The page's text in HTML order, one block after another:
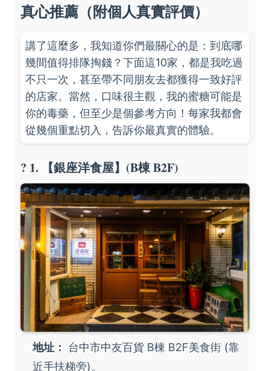
真心推薦（附個人真實評價）
講了這麼多，我知道你們最關心的是：到底哪
幾間值得排隊掏錢？下面這10家，都是我吃過
不只一次，甚至帶不同朋友去都獲得一致好評
的店家。當然，口味很主觀，我的蜜糖可能是
你的毒藥，但至少是個參考方向！每家我都會
從幾個重點切入，告訴你最真實的體驗。
? 1. 【銀座洋食屋】(B棟 B2F)
地址：
台中市中友百貨 B棟 B2F美食街 (靠
近手扶梯旁)。